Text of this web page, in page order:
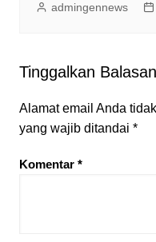
admingennews
Tinggalkan Balasan
Alamat email Anda
yang wajib ditandai *
Komentar *